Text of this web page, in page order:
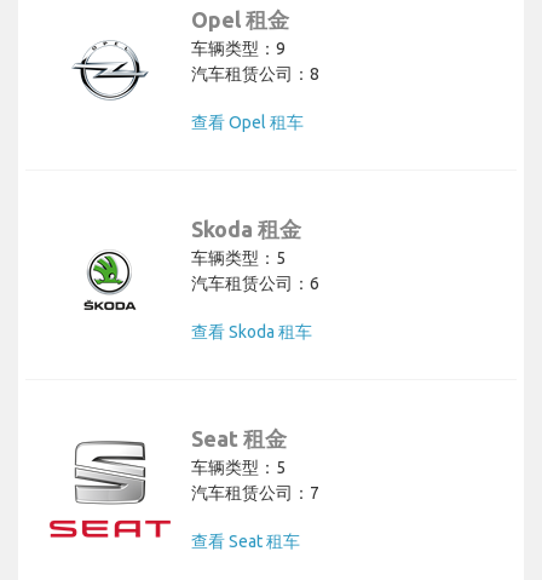
Opel 租金
车辆类型：9
汽车租赁公司：8
查看 Opel 租车
Skoda 租金
车辆类型：5
汽车租赁公司：6
查看 Skoda 租车
Seat 租金
车辆类型：5
汽车租赁公司：7
查看 Seat 租车